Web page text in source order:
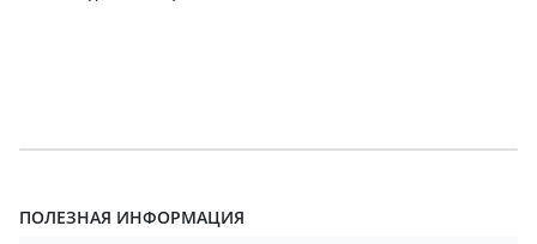
ПОЛЕЗНАЯ ИНФОРМАЦИЯ